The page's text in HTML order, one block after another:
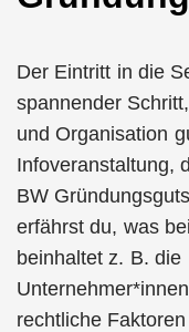
Der Eintritt in die
spannender
und Organisation
Infoveranstaltung,
BW
erfährst du, was
beinhaltet z. B. die
rechtliche